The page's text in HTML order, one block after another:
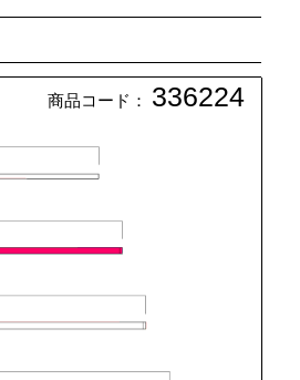
商品コード： 336224